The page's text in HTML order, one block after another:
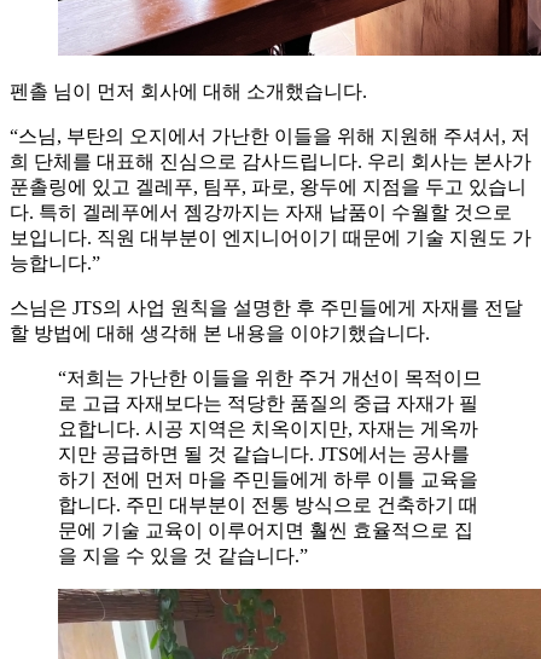
펜촐 님이 먼저 회사에 대해 소개했습니다.
“스님, 부탄의 오지에서 가난한 이들을 위해 지원해 주셔서, 저
희 단체를 대표해 진심으로 감사드립니다. 우리 회사는 본사가
푼촐링에 있고 겔레푸, 팀푸, 파로, 왕두에 지점을 두고 있습니
다. 특히 겔레푸에서 젬강까지는 자재 납품이 수월할 것으로
보입니다. 직원 대부분이 엔지니어이기 때문에 기술 지원도 가
능합니다.”
스님은 JTS의 사업 원칙을 설명한 후 주민들에게 자재를 전달
할 방법에 대해 생각해 본 내용을 이야기했습니다.
“저희는 가난한 이들을 위한 주거 개선이 목적이므
로 고급 자재보다는 적당한 품질의 중급 자재가 필
요합니다. 시공 지역은 치옥이지만, 자재는 게옥까
지만 공급하면 될 것 같습니다. JTS에서는 공사를
하기 전에 먼저 마을 주민들에게 하루 이틀 교육을
합니다. 주민 대부분이 전통 방식으로 건축하기 때
문에 기술 교육이 이루어지면 훨씬 효율적으로 집
을 지을 수 있을 것 같습니다.”